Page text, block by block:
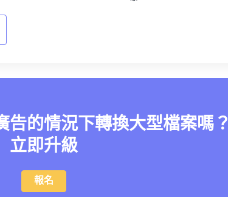
告的情況下轉換大型檔案嗎？
立即升級
報名